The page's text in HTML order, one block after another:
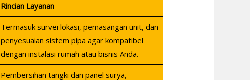
Rincian Layanan
Termasuk survei lokasi, pemasangan unit, dan
penyesuaian sistem pipa agar kompatibel
dengan instalasi rumah atau bisnis Anda.
Pembersihan tangki dan panel surya,